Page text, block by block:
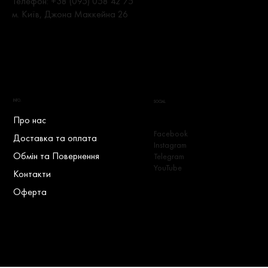
м. Київ, Джона Маккейна 26
INFO.
Про нас
Доставка та оплата
Обмін та Повернення
Контакти
Оферта
SOCIAL.
Facebook
Instagram
Telegram
YouTube